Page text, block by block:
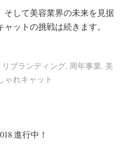
そして美容業界の未来を見据
ットの挑戦は続きます。
リブランディング, 周年事業, 美
ゃれキャット
進行中！